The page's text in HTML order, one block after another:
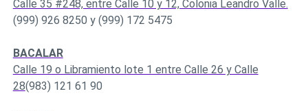
Calle 35 #248, entre Calle 10 y 12, Colonia Leandro Valle.
(999) 926 8250 y (999) 172 5475
BACALAR
Calle 19 o Libramiento lote 1 entre Calle 26 y Calle
28(983) 121 61 90